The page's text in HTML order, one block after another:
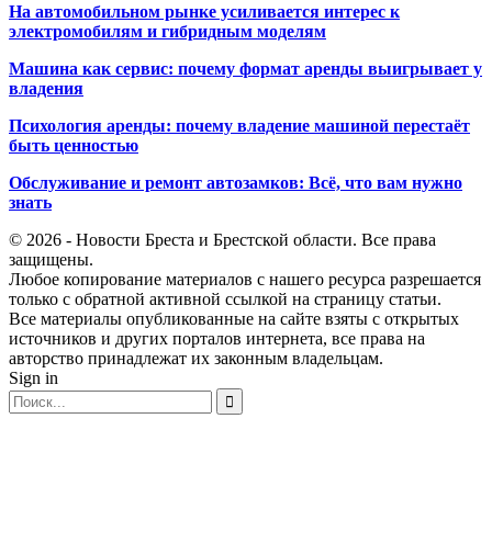
На автомобильном рынке усиливается интерес к
электромобилям и гибридным моделям
Машина как сервис: почему формат аренды выигрывает у
владения
Психология аренды: почему владение машиной перестаёт
быть ценностью
Обслуживание и ремонт автозамков: Всё, что вам нужно
знать
© 2026 - Новости Бреста и Брестской области. Все права
защищены.
Любое копирование материалов с нашего ресурса разрешается
только с обратной активной ссылкой на страницу статьи.
Все материалы опубликованные на сайте взяты с открытых
источников и других порталов интернета, все права на
авторство принадлежат их законным владельцам.
Sign in